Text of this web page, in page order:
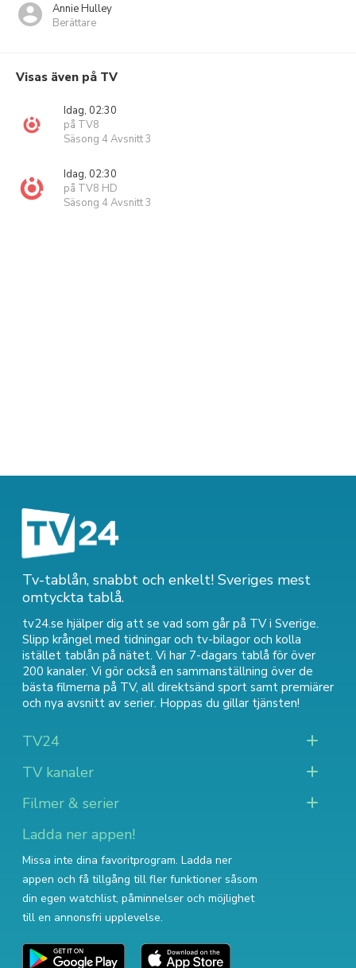
Annie Hulley
Berättare
Visas även på TV
Idag, 02:30
på TV8
Säsong 4 Avsnitt 3
Idag, 02:30
på TV8 HD
Säsong 4 Avsnitt 3
Tv-tablån, snabbt och enkelt! Sveriges mest
omtyckta tablå.
tv24.se hjälper dig att se vad som går på TV i Sverige.
Slipp krångel med tidningar och tv-bilagor och kolla
istället tablån på nätet. Vi har 7-dagars tablå för över
200 kanaler. Vi gör också en sammanställning över de
bästa filmerna på TV, all direktsänd sport samt premiärer
och nya avsnitt av serier. Hoppas du gillar tjänsten!
TV24
TV kanaler
Filmer & serier
Ladda ner appen!
Missa inte dina favoritprogram. Ladda ner
appen och få tillgång till fler funktioner såsom
din egen watchlist, påminnelser och möjlighet
till en annonsfri upplevelse.